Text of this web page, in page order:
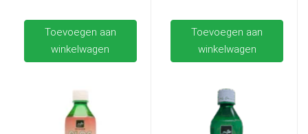
Toevoegen aan
winkelwagen
Toevoegen aan
winkelwagen